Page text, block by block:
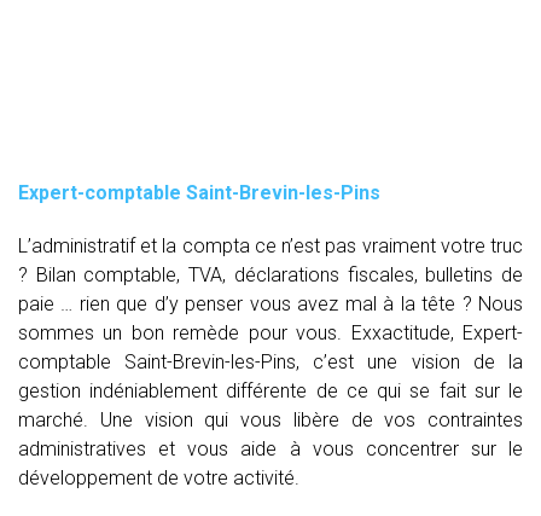
Expert-comptable Saint-Brevin-les-Pins
L’administratif et la compta ce n’est pas vraiment votre truc
? Bilan comptable, TVA, déclarations fiscales, bulletins de
paie … rien que d’y penser vous avez mal à la tête ? Nous
sommes un bon remède pour vous. Exxactitude, Expert-
comptable Saint-Brevin-les-Pins, c’est une vision de la
gestion indéniablement différente de ce qui se fait sur le
marché. Une vision qui vous libère de vos contraintes
administratives et vous aide à vous concentrer sur le
développement de votre activité.